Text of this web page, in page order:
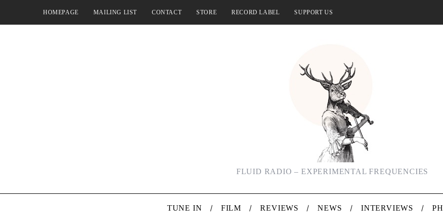
HOMEPAGE MAILING LIST CONTACT STORE RECORD LABEL SUPPORT US
FLUID RADIO – EXPERIMENTAL FREQUENCIES
TUNE IN FILM REVIEWS NEWS INTERVIEWS